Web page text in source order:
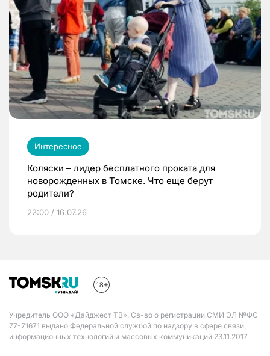
Интересное
Коляски – лидер бесплатного проката для
новорожденных в Томске. Что еще берут
родители?
22:00 / 16.07.26
Учредитель ООО «Дайджест ТВ». Св-во о регистрации СМИ ЭЛ №ФС
77-71671 выдано Федеральной службой по надзору в сфере связи,
информационных технологий и массовых коммуникаций 23.11.2017